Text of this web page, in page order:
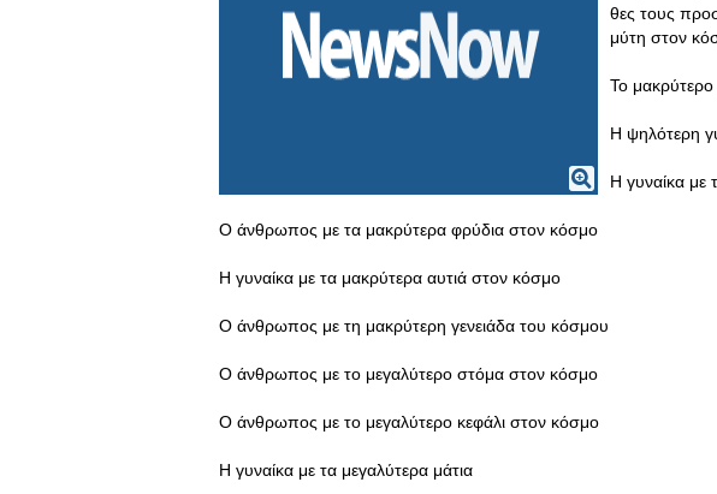
θες τους
μύτη στον
Το
Η ψηλότερη
Η γυναίκα με
Ο άνθρωπος με τα μακρύτερα φρύδια στον κόσμο
Η γυναίκα με τα μακρύτερα αυτιά στον κόσμο
Ο άνθρωπος με τη μακρύτερη γενειάδα του κόσμου
Ο άνθρωπος με το μεγαλύτερο στόμα στον κόσμο
Ο άνθρωπος με το μεγαλύτερο κεφάλι στον κόσμο
Η γυναίκα με τα μεγαλύτερα μάτια